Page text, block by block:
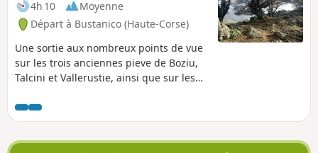
Tyrrhénienne et les îles de l'archipel Toscan
,Elbe, Monte-Cristo et Giglio.
4h 10
Moyenne
Départ à Bustanico (Haute-Corse)
Une sortie aux nombreux points de vue
sur les trois anciennes pieve de Boziu,
Talcini et Vallerustie, ainsi que sur les
plan, quelques vues sur la mer et le
littoral. La Chapelle Sant'Antone au
départ témoigne de la présence d'une